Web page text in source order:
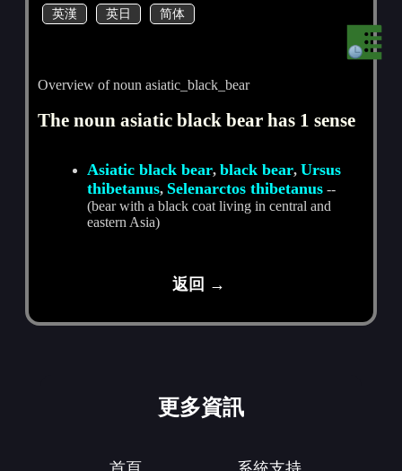
英漢 英日 简体
Overview of noun asiatic_black_bear
The noun asiatic black bear has 1 sense
Asiatic black bear,black bear,Ursus
thibetanus, Selenarctos thibetanus --
(bear with a black coat living in central and
eastern Asia)
返回 →
更多資訊